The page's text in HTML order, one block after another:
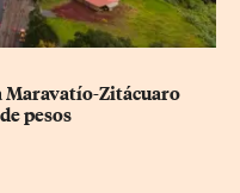
Maravatío-Zitácuaro
pesos